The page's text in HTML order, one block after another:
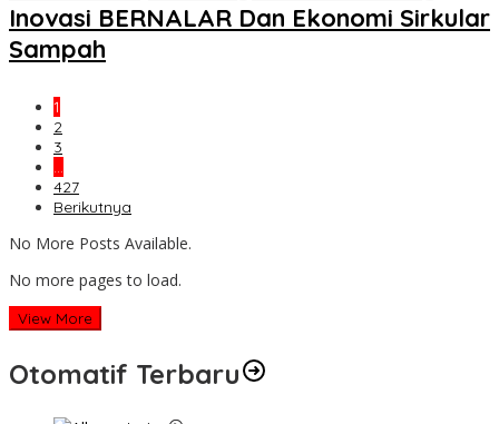
Inovasi BERNALAR Dan Ekonomi Sirkular
Sampah
1
2
3
…
427
Berikutnya
No More Posts Available.
No more pages to load.
View More
Otomatif Terbaru